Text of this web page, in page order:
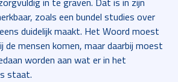
zoals een bundel studies over
duidelijk maakt. Het Woord moest
de mensen komen, maar daarbij moest
worden aan wat er in het
staat.